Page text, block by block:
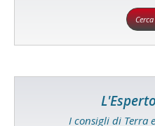
I consigli di Terra